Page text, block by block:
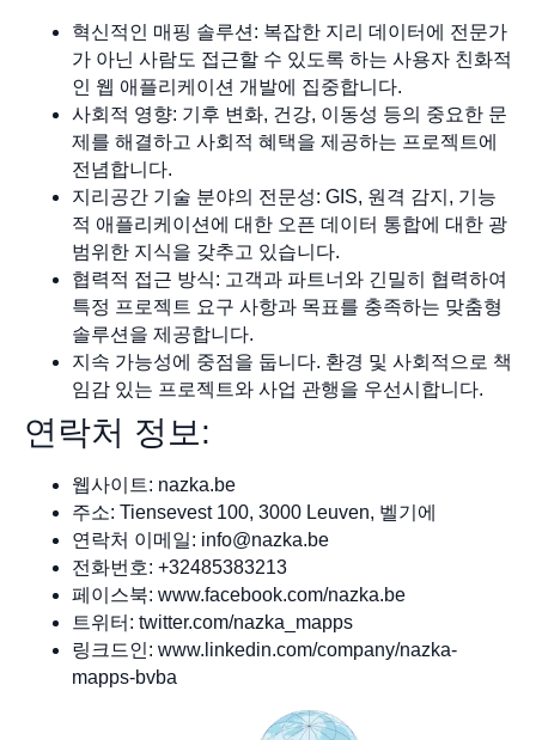
혁신적인 매핑 솔루션: 복잡한 지리 데이터에 전문가
가 아닌 사람도 접근할 수 있도록 하는 사용자 친화적
인 웹 애플리케이션 개발에 집중합니다.
사회적 영향: 기후 변화, 건강, 이동성 등의 중요한 문
제를 해결하고 사회적 혜택을 제공하는 프로젝트에
전념합니다.
지리공간 기술 분야의 전문성: GIS, 원격 감지, 기능
적 애플리케이션에 대한 오픈 데이터 통합에 대한 광
범위한 지식을 갖추고 있습니다.
협력적 접근 방식: 고객과 파트너와 긴밀히 협력하여
특정 프로젝트 요구 사항과 목표를 충족하는 맞춤형
솔루션을 제공합니다.
지속 가능성에 중점을 둡니다. 환경 및 사회적으로 책
임감 있는 프로젝트와 사업 관행을 우선시합니다.
연락처 정보:
웹사이트: nazka.be
주소: Tiensevest 100, 3000 Leuven, 벨기에
연락처 이메일: info@nazka.be
전화번호: +32485383213
페이스북: www.facebook.com/nazka.be
트위터: twitter.com/nazka_mapps
링크드인: www.linkedin.com/company/nazka-
mapps-bvba